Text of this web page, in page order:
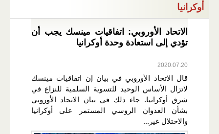
أوكرانيا
الاتحاد الأوروبي: اتفاقيات مينسك يجب أن
تؤدي إلى استعادة وحدة أوكرانيا
2020.07.20
قال الاتحاد الأوروبي في بيان إن اتفاقيات مينسك
لاتزال الأساس الوحيد للتسوية السلمية للنزاع في
شرق أوكرانيا. جاء ذلك في بيان الاتحاد الأوروبي
بشأن العدوان الروسي المستمر على أوكرانيا
والاحتلال غير...